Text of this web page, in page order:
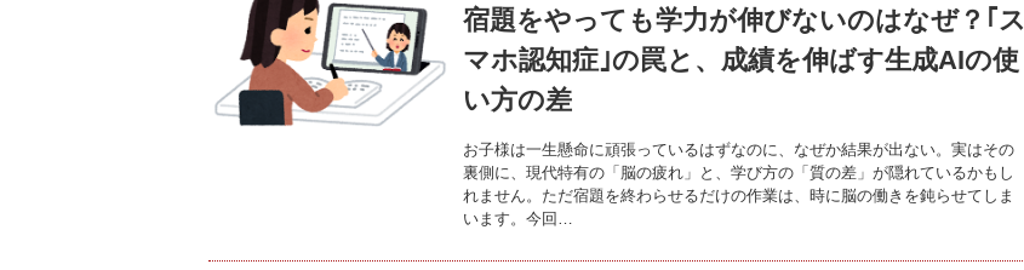
宿題をやっても学力が伸びないのはなぜ？｢ス
マホ認知症｣の罠と、成績を伸ばす生成AIの使
い方の差
お子様は一生懸命に頑張っているはずなのに、なぜか結果が出ない。実はその
裏側に、現代特有の「脳の疲れ」と、学び方の「質の差」が隠れているかもし
れません。ただ宿題を終わらせるだけの作業は、時に脳の働きを鈍らせてしま
います。今回…